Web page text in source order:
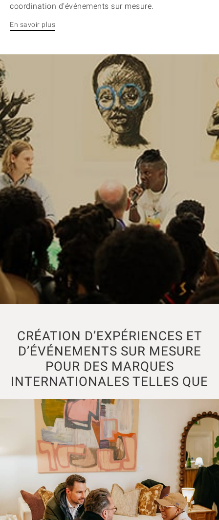
coordination d’événements sur mesure.
En savoir plus
CRÉATION D’EXPÉRIENCES ET
D’ÉVÉNEMENTS SUR MESURE
POUR DES MARQUES
INTERNATIONALES TELLES QUE